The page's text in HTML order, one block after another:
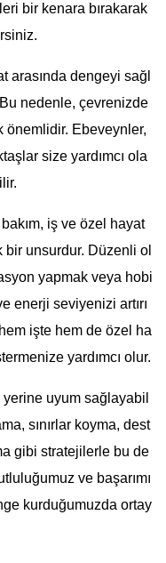
bir kenara bırakarak
arasında dengeyi sağl
nedenle, çevrenizde
önemlidir. Ebeveynler,
size yardımcı ola
iş ve özel hayat
unsurdur. Düzenli ol
yapmak veya hobi
enerji seviyenizi artırı
işte hem de özel ha
yardımcı olur.
uyum sağlayabil
sınırlar koyma, dest
gibi stratejilerle bu de
ve başarımı
kurduğumuzda ortay